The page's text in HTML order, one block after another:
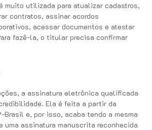
muito utilizada para atualizar cadastros,
contratos, assinar acordos
acessar documentos e atestar
fazê-la, o titular precisa confirmar
a assinatura eletrônica qualificada
Ela é feita a partir da
e, por isso, acaba tendo a mesma
uma assinatura manuscrita reconhecida